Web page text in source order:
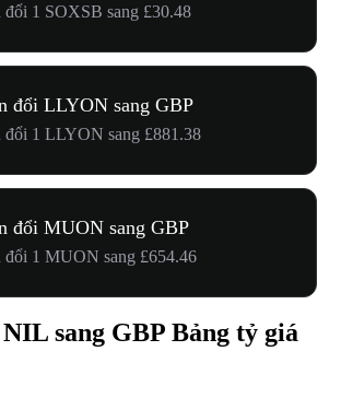
đổi 1 SOXSB sang £30.48
đổi LLYON sang GBP
đổi 1 LLYON sang £881.38
đổi MUON sang GBP
đổi 1 MUON sang £654.46
sang GBP Bảng tỷ giá